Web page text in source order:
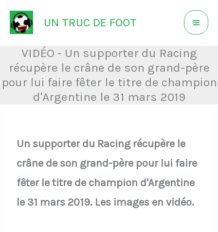
Aller
au
contenu
UN TRUC DE FOOT
VIDÉO - Un supporter du Racing
récupère le crâne de son grand-père
pour lui faire fêter le titre de champion
d'Argentine le 31 mars 2019
Un supporter du Racing récupère le
crâne de son grand-père pour lui faire
fêter le titre de champion d'Argentine
le 31 mars 2019. Les images en vidéo.